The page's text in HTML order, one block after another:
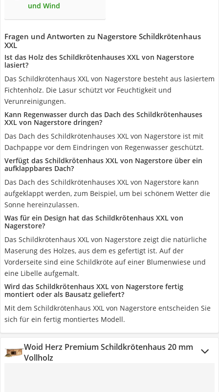
und Wind
Fragen und Antworten zu Nagerstore Schildkrötenhaus
XXL
Ist das Holz des Schildkrötenhauses XXL von Nagerstore
lasiert?
Das Schildkrötenhaus XXL von Nagerstore besteht aus lasiertem
Fichtenholz. Die Lasur schützt vor Feuchtigkeit und
Verunreinigungen.
Kann Regenwasser durch das Dach des Schildkrötenhauses
XXL von Nagerstore dringen?
Das Dach des Schildkrötenhauses XXL von Nagerstore ist mit
Dachpappe vor dem Eindringen von Regenwasser geschützt.
Verfügt das Schildkrötenhaus XXL von Nagerstore über ein
aufklappbares Dach?
Das Dach des Schildkrötenhauses XXL von Nagerstore kann
aufgeklappt werden, zum Beispiel, um bei schönem Wetter die
Sonne hereinzulassen.
Was für ein Design hat das Schildkrötenhaus XXL von
Nagerstore?
Das Schildkrötenhaus XXL von Nagerstore zeigt die natürliche
Maserung des Holzes, aus dem es gefertigt ist. Auf der
Vorderseite sind eine Schildkröte auf einer Blumenwiese und
eine Libelle aufgemalt.
Wird das Schildkrötenhaus XXL von Nagerstore fertig
montiert oder als Bausatz geliefert?
Mit dem Schildkrötenhaus XXL von Nagerstore entscheiden Sie
sich für ein fertig montiertes Modell.
Woid Herz Premium Schildkrötenhaus 20 mm
Vollholz